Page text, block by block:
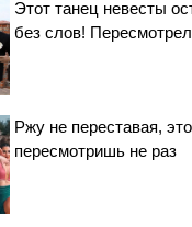
Этот танец невесты
без слов!
Ржу не переставая,
пересмотришь не раз